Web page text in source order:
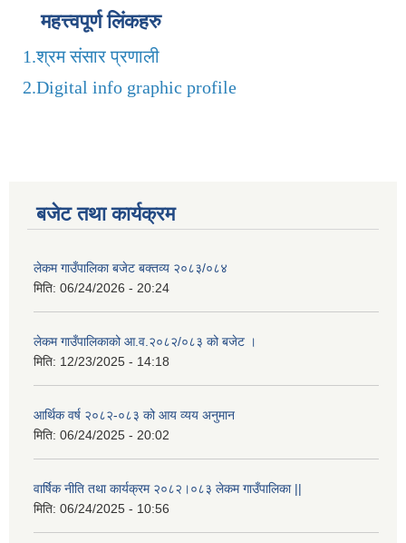
महत्त्वपूर्ण लिंकहरु
1.श्रम संसार प्रणाली
2.Digital info graphic profile
बजेट तथा कार्यक्रम
लेकम गाउँपालिका बजेट बक्तव्य २०८३/०८४
मिति: 06/24/2026 - 20:24
लेकम गाउँपालिकाको आ.व.२०८२/०८३ को बजेट ।
मिति: 12/23/2025 - 14:18
आर्थिक वर्ष २०८२-०८३ को आय व्यय अनुमान
मिति: 06/24/2025 - 20:02
वार्षिक नीति तथा कार्यक्रम २०८२।०८३ लेकम गाउँपालिका ||
मिति: 06/24/2025 - 10:56